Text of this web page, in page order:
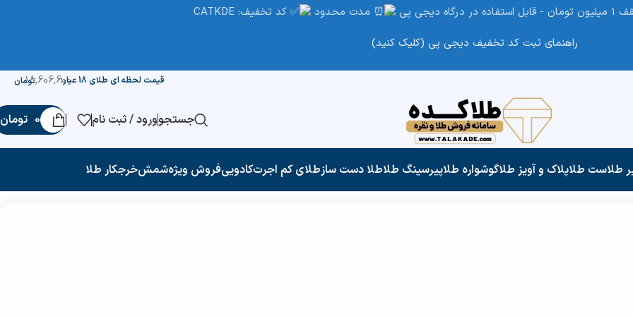
مدت محدود
کد تخفیف: CATKDE
راهنمای ثبت کد تخفیف دیجی پی (کلیک کنید)
تومان18,606,600 قیمت لحظه ای طلای 18 عیار:
جستجوورود / ثبت نام 0 تومان
طلاست طلاپلاک و آویز طلاگوشواره طلاپیرسینگ طلاطلا دست سازطلای کم اجرتکادوییفروش ویژهشمشخرجکار طلا